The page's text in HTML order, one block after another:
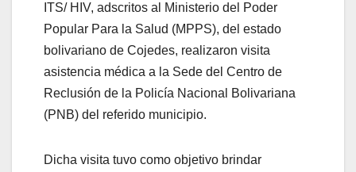
ITS/ HIV, adscritos al Ministerio del Poder
Popular Para la Salud (MPPS), del estado
bolivariano de Cojedes, realizaron visita
asistencia médica a la Sede del Centro de
Reclusión de la Policía Nacional Bolivariana
(PNB) del referido municipio.
Dicha visita tuvo como objetivo brindar